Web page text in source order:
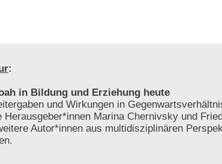
:
in Bildung und Erziehung heute
und Wirkungen in
Herausgeber*innen Marina Chernivsky und
Autor*innen aus multidisziplinären